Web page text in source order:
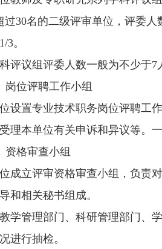
过30名的二级评审单位，评委
3。
评议组评委人数一般为不少于
位评聘工作小组
设置专业技术职务岗位评聘工
理本单位有关申诉和异议等。
格审查小组
成立评审资格审查小组，负责
和相关秘书组成。
学管理部门、科研管理部门、
进行抽检。